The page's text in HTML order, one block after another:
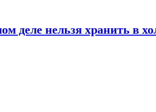
деле нельзя хранить в